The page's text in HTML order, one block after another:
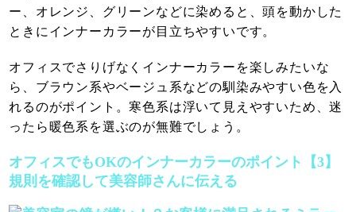
ー、オレンジ、グリーンなどに染めると、頭を動かした
ときにインナーカラーが目立ちやすいです。
オフィスでさりげなくインナーカラーを楽しみたいな
ら、ブラウン系やベージュ系などの馴染みやすい色を入
れるのがポイント。寒色系は浮いて見えやすいため、迷
ったら暖色系を選ぶのが無難でしょう。
オフィスでもOKのインナーカラーのポイント【3】
規則を確認して美容師さんに伝える